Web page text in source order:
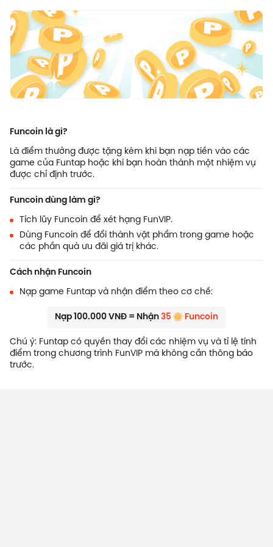
Funcoin là gì?
Là điểm thưởng được tặng kèm khi bạn nạp tiền vào các
game của Funtap hoặc khi bạn hoàn thành một nhiệm vụ
được chỉ định trước.
Funcoin dùng làm gì?
Tích lũy Funcoin để xét hạng FunVIP.
Dùng Funcoin để đổi thành vật phẩm trong game hoặc
các phần quà ưu đãi giá trị khác.
Cách nhận Funcoin
Nạp game Funtap và nhận điểm theo cơ chế:
Nạp 100.000 VNĐ = Nhận35
Funcoin
Chú ý: Funtap có quyền thay đổi các nhiệm vụ và tỉ lệ tính
điểm trong chương trình FunVIP mà không cần thông báo
trước.